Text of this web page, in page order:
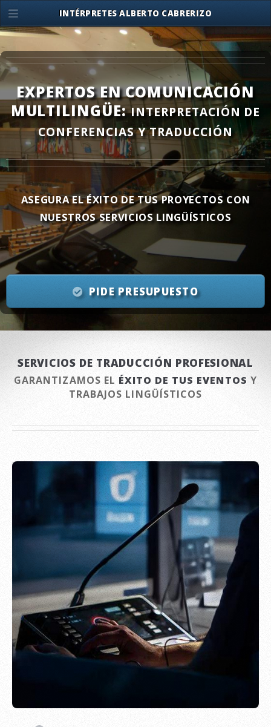
EXPERTOS EN COMUNICACIÓN
MULTILINGÜE: INTERPRETACIÓN DE
CONFERENCIAS Y TRADUCCIÓN
ASEGURA EL ÉXITO DE TUS PROYECTOS CON
NUESTROS SERVICIOS LINGÜÍSTICOS
PIDE PRESUPUESTO
SERVICIOS DE TRADUCCIÓN PROFESIONAL
GARANTIZAMOS EL ÉXITO DE TUS EVENTOS Y
TRABAJOS LINGÜÍSTICOS
INTÉRPRETES ALBERTO CABRERIZO